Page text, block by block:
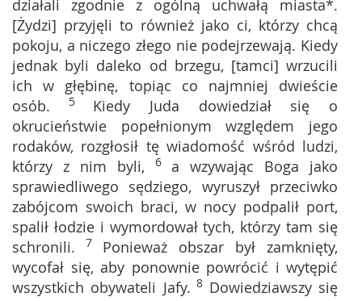
działali zgodnie z ogólną uchwałą miasta*.
[Żydzi] przyjęli to również jako ci, którzy chcą
pokoju, a niczego złego nie podejrzewają. Kiedy
jednak byli daleko od brzegu, [tamci] wrzucili
ich w głębinę, topiąc co najmniej dwieście
osób. 5 Kiedy Juda dowiedział się o
okrucieństwie popełnionym względem jego
rodaków, rozgłosił tę wiadomość wśród ludzi,
którzy z nim byli, 6 a wzywając Boga jako
sprawiedliwego sędziego, wyruszył przeciwko
zabójcom swoich braci, w nocy podpalił port,
spalił łodzie i wymordował tych, którzy tam się
schronili. 7 Ponieważ obszar był zamknięty,
wycofał się, aby ponownie powrócić i wytępić
wszystkich obywateli Jafy. 8 Dowiedziawszy się